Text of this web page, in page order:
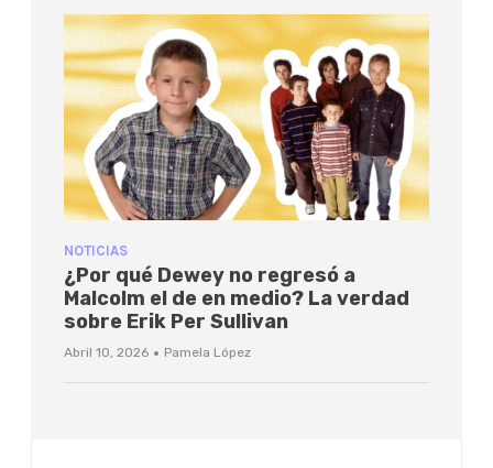
NOTICIAS
¿Por qué Dewey no regresó a
Malcolm el de en medio? La verdad
sobre Erik Per Sullivan
Abril 10, 2026 · Pamela López